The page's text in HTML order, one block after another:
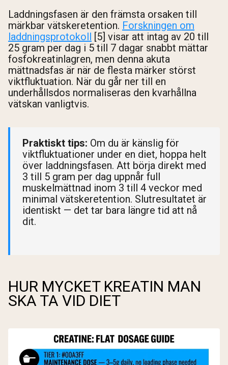
Laddningsfasen är den främsta orsaken till
märkbar vätskeretention. Forskningen om
laddningsprotokoll [5] visar att intag av 20 till
25 gram per dag i 5 till 7 dagar snabbt mättar
fosfokreatinlagren, men denna akuta
mättnadsfas är när de flesta märker störst
viktfluktuation. När du går ner till en
underhållsdos normaliseras den kvarhållna
vätskan vanligtvis.
Praktiskt tips: Om du är känslig för
viktfluktuationer under en diet, hoppa helt
över laddningsfasen. Att börja direkt med
3 till 5 gram per dag uppnår full
muskelmättnad inom 3 till 4 veckor med
minimal vätskeretention. Slutresultatet är
identiskt — det tar bara längre tid att nå
dit.
HUR MYCKET KREATIN MAN
SKA TA VID DIET